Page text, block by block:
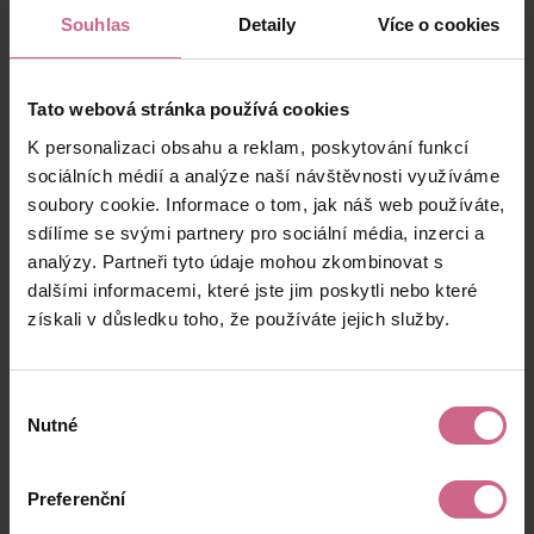
Souhlas Detaily Více o cookies
Tato webová stránka používá cookies
K personalizaci obsahu a reklam, poskytování funkcí
sociálních médií a analýze naší návštěvnosti využíváme
soubory cookie. Informace o tom, jak náš web používáte,
sdílíme se svými partnery pro sociální média, inzerci a
analýzy. Partneři tyto údaje mohou zkombinovat s
dalšími informacemi, které jste jim poskytli nebo které
získali v důsledku toho, že používáte jejich služby.
souhlasu
Nutné
Preferenční
odpovědného nasazení umělé inteligence. Tento
Kryptoměnový trh zůstává
pod silným tlakem
Události posledních dnů potvrzují, že kryptoměnový
trh je stále citlivější nejen na makroekonomické
faktory, ale také na kroky největších společností,
regulatorní rozhodnutí a vývoj v oblasti umělé
inteligence.
Největší pozornost investorů nyní směřuje ke
bitcoinových rezerv by mohly znamenat pokračující
Binance, další regulatorní kroky ve Spojených